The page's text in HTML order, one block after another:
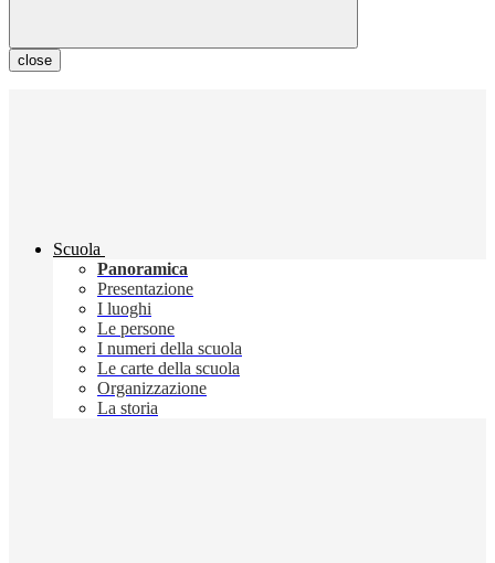
close
Scuola
Panoramica
Presentazione
I luoghi
Le persone
I numeri della scuola
Le carte della scuola
Organizzazione
La storia